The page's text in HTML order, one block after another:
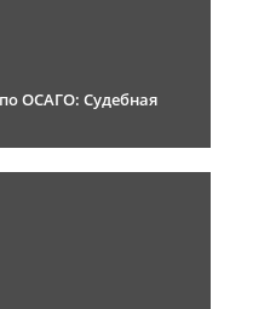
ОСАГО: Судебная